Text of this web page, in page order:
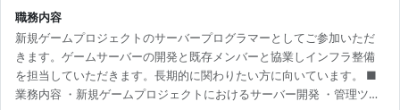
職務内容
新規ゲームプロジェクトのサーバープログラマーとしてご参加いただ
きます。ゲームサーバーの開発と既存メンバーと協業しインフラ整備
を担当していただきます。長期的に関わりたい方に向いています。 ■
業務内容 ・新規ゲームプロジェクトにおけるサーバー開発 ・管理ツー